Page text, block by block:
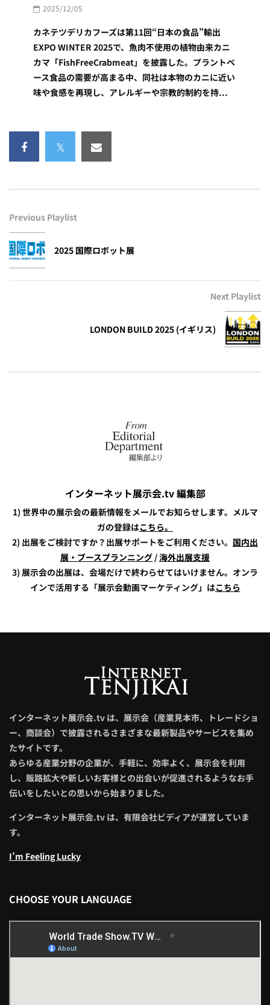
2025/12/05
カネテツデリカフーズは第11回“日本の食品”輸出
EXPO WINTER 2025で、魚肉不使用の植物由来カニ
カマ「FishFreeCrabmeat」を披露した。プラントベ
ース食品の需要が高まる中、同社は本物のカニに近い
味や食感を再現し、アレルギーや宗教的制約を持...
Previous Playlist
2025 国際ロボット展
Next Playlist
LONDON BUILD 2025 (イギリス)
インターネット展示会.tv 編集部
1) 世界中の展示会の最新情報をメールでお知らせします。メルマ
ガの登録はこちら。
2) 出展をご検討ですか？出展サポートをご利用ください。 国内出
展・ブースプランニング /海外出展支援
3) 展示会の出展は、会場だけで終わらせてはいけません。オンラ
インで活用する「展示会動画マーケティング」はこちら
インターネット展示会.tv は、展示会（産業見本市、トレードショ
ー、商談会）で披露されるさまざまな最新製品やサービスを集め
たサイトです。
あらゆる産業分野の企業が、手軽に、効率よく、展示会を利用
し、販路拡大や新しいお客様との出会いが促進されるようなお手
伝いをしたいとの思いから始まりました。
インターネット展示会.tv は、有限会社ビディアが運営していま
す。
I’m Feeling Lucky
CHOOSE YOUR LANGUAGE